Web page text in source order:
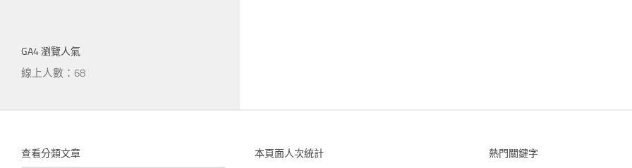
GA4 瀏覽人氣
線上人數：68
查看分類文章 本頁面人次統計 熱門關鍵字